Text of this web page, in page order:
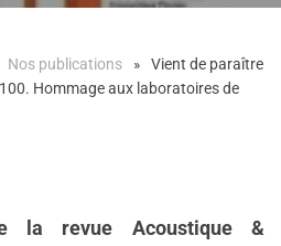
Nos publications
Vient de paraître
Hommage aux laboratoires de
la revue Acoustique &